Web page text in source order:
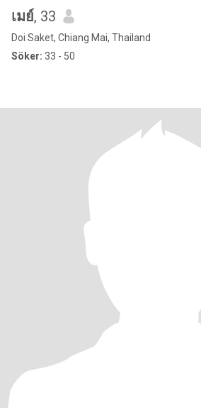
เมย์, 33
Doi Saket, Chiang Mai, Thailand
Söker: 33 - 50